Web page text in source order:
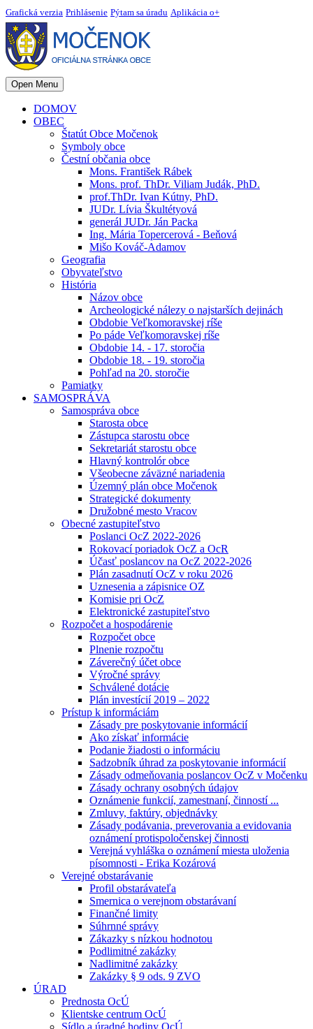
Grafická verzia Prihlásenie Pýtam sa úradu Aplikácia o+
Open Menu
DOMOV
OBEC
Štatút Obce Močenok
Symboly obce
Čestní občania obce
Mons. František Rábek
Mons. prof. ThDr. Viliam Judák, PhD.
prof.ThDr. Ivan Kútny, PhD.
JUDr. Lívia Škultétyová
generál JUDr. Ján Packa
Ing. Mária Topercerová - Beňová
Mišo Kováč-Adamov
Geografia
Obyvateľstvo
História
Názov obce
Archeologické nálezy o najstarších dejinách
Obdobie Veľkomoravskej ríše
Po páde Veľkomoravskej ríše
Obdobie 14. - 17. storočia
Obdobie 18. - 19. storočia
Pohľad na 20. storočie
Pamiatky
SAMOSPRÁVA
Samospráva obce
Starosta obce
Zástupca starostu obce
Sekretariát starostu obce
Hlavný kontrolór obce
Všeobecne záväzné nariadenia
Územný plán obce Močenok
Strategické dokumenty
Družobné mesto Vracov
Obecné zastupiteľstvo
Poslanci OcZ 2022-2026
Rokovací poriadok OcZ a OcR
Účasť poslancov na OcZ 2022-2026
Plán zasadnutí OcZ v roku 2026
Uznesenia a zápisnice OZ
Komisie pri OcZ
Elektronické zastupiteľstvo
Rozpočet a hospodárenie
Rozpočet obce
Plnenie rozpočtu
Záverečný účet obce
Výročné správy
Schválené dotácie
Plán investícií 2019 – 2022
Prístup k informáciám
Zásady pre poskytovanie informácií
Ako získať informácie
Podanie žiadosti o informáciu
Sadzobník úhrad za poskytovanie informácií
Zásady odmeňovania poslancov OcZ v Močenku
Zásady ochrany osobných údajov
Oznámenie funkcií, zamestnaní, činností ...
Zmluvy, faktúry, objednávky
Zásady podávania, preverovania a evidovania
oznámení protispoločenskej činnosti
Verejná vyhláška o oznámení miesta uloženia
písomnosti - Erika Kozárová
Verejné obstarávanie
Profil obstarávateľa
Smernica o verejnom obstarávaní
Finančné limity
Súhrnné správy
Zákazky s nízkou hodnotou
Podlimitné zakázky
Nadlimitné zakázky
Zakázky § 9 ods. 9 ZVO
ÚRAD
Prednosta OcÚ
Klientske centrum OcÚ
Sídlo a úradné hodiny OcÚ